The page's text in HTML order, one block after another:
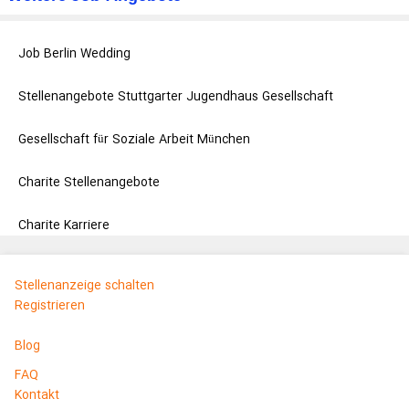
Job Berlin Wedding
Stellenangebote Stuttgarter Jugendhaus Gesellschaft
Gesellschaft für Soziale Arbeit München
Charite Stellenangebote
Charite Karriere
Stellenanzeige schalten
Registrieren
Blog
FAQ
Kontakt